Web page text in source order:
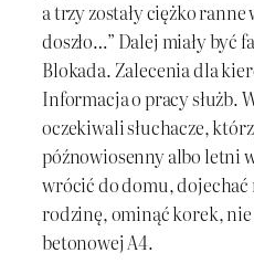
a trzy zostały ciężko
doszło…” Dalej miały być
Blokada. Zalecenia dla
Informacja o pracy służb.
oczekiwali słuchacze,
późnowiosenny albo letni
wrócić do domu, dojechać
rodzinę, ominąć korek,
betonowej A4.